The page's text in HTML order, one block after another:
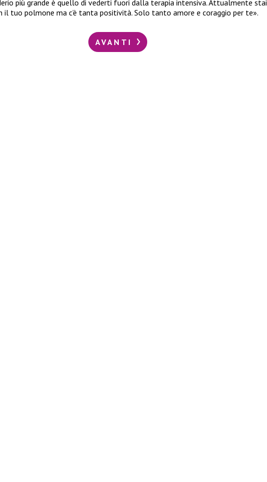
più grande è quello di vederti fuori dalla terapia intensiva. Attualmente stai
tuo polmone ma c’è tanta positività. Solo tanto amore e coraggio per te».
AVANTI